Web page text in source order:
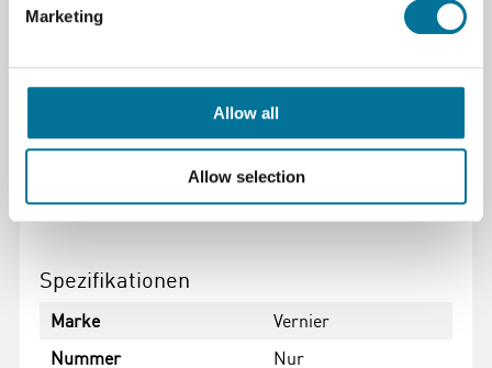
Marketing
Allow all
Allow selection
Sensorhalterung
Masseschlitten mit Lagern
50 g Masse (2)
Spezifikationen
Marke
Vernier
Nummer
Nur